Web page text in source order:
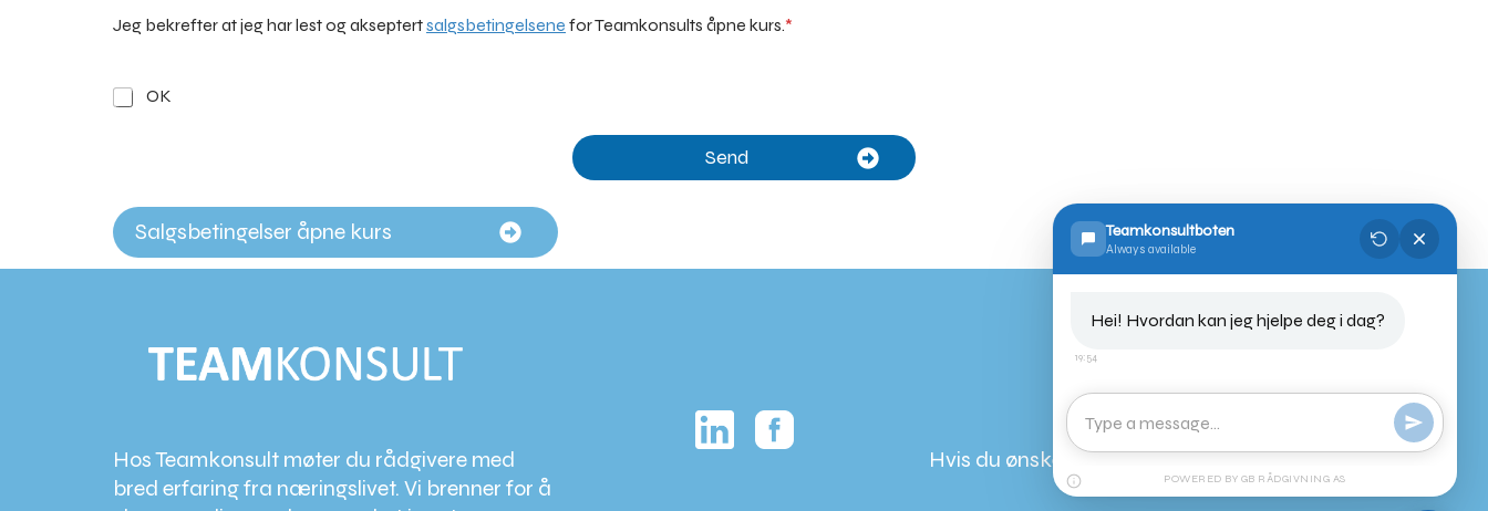
Jeg bekrefter at jeg har lest og akseptertsalgsbetingelsene for Teamkonsults åpne kurs.*
J
r
e
h
a
r
OK
Send
Salgsbetingelser åpne kurs
Hos Teamkonsult møter du rådgivere med
bred erfaring fra næringslivet. Vi brenner for å
E-post: post@teamkonsult.no
Hvis du ønsker en uforpliktende og kostnadsfri
samtale ta kontakt!
Teamkonsultboten
Always available
Hei! Hvordan kan jeg hjelpe deg i dag?
19:54
POWERED BY GB RÅDGIVNING AS